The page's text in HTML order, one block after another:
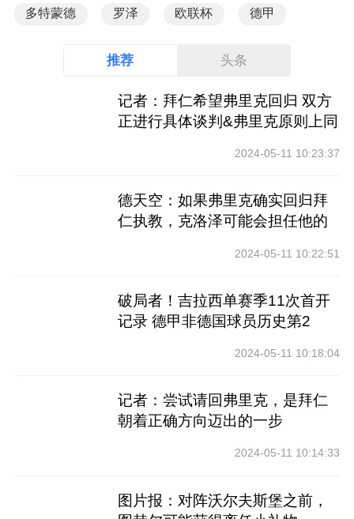
多特蒙德 罗泽 欧联杯 德甲
推荐 头条
记者：拜仁希望弗里克回归 双方
正进行具体谈判&弗里克原则上同
2024-05-11 10:23:37
德天空：如果弗里克确实回归拜
仁执教，克洛泽可能会担任他的
2024-05-11 10:22:51
破局者！吉拉西单赛季11次首开
记录 德甲非德国球员历史第2
2024-05-11 10:18:04
记者：尝试请回弗里克，是拜仁
朝着正确方向迈出的一步
2024-05-11 10:14:33
图片报：对阵沃尔夫斯堡之前，